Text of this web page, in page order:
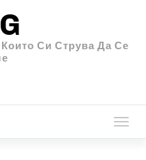
Си Струва Да Се